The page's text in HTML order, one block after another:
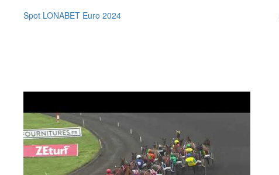
Spot LONABET Euro 2024